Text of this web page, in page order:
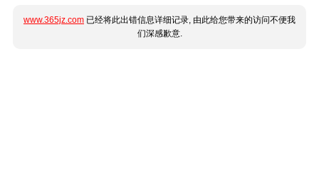
www.365jz.com 已经将此出错信息详细记录, 由此给您带来的访问不便我
们深感歉意.